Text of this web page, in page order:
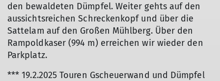
den bewaldeten Dümpfel. Weiter gehts auf den
aussichtsreichen Schreckenkopf und über die
Sattelam auf den Großen Mühlberg. Über den
Rampoldkaser (994 m) erreichen wir wieder den
Parkplatz.
*** 19.2.2025 Touren Gscheuerwand und Dümpfel